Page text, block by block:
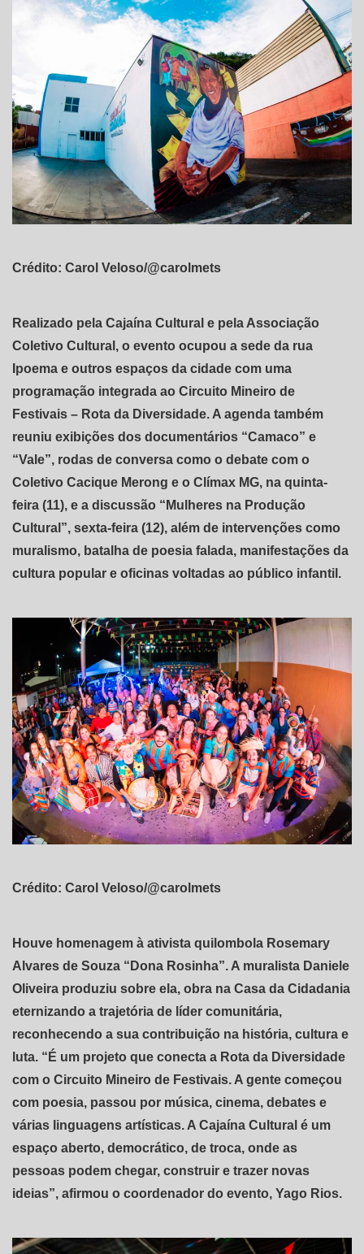
Crédito: Carol Veloso/@carolmets
Realizado pela Cajaína Cultural e pela Associação
Coletivo Cultural, o evento ocupou a sede da rua
Ipoema e outros espaços da cidade com uma
programação integrada ao Circuito Mineiro de
Festivais – Rota da Diversidade. A agenda também
reuniu exibições dos documentários “Camaco” e
“Vale”, rodas de conversa como o debate com o
Coletivo Cacique Merong e o Clímax MG, na quinta-
feira (11), e a discussão “Mulheres na Produção
Cultural”, sexta-feira (12), além de intervenções como
muralismo, batalha de poesia falada, manifestações da
cultura popular e oficinas voltadas ao público infantil.
Crédito: Carol Veloso/@carolmets
Houve homenagem à ativista quilombola Rosemary
Alvares de Souza “Dona Rosinha”. A muralista Daniele
Oliveira produziu sobre ela, obra na Casa da Cidadania
eternizando a trajetória de líder comunitária,
reconhecendo a sua contribuição na história, cultura e
luta. “É um projeto que conecta a Rota da Diversidade
com o Circuito Mineiro de Festivais. A gente começou
com poesia, passou por música, cinema, debates e
várias linguagens artísticas. A Cajaína Cultural é um
espaço aberto, democrático, de troca, onde as
pessoas podem chegar, construir e trazer novas
ideias”, afirmou o coordenador do evento, Yago Rios.